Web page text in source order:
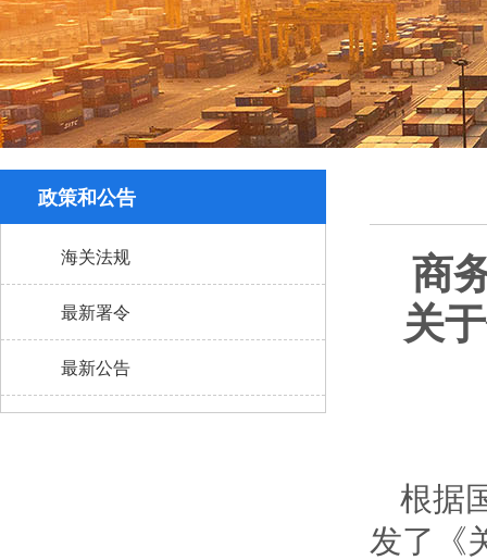
政策和公告
海关法规
最新署令
最新公告
商
关
根据
发了《